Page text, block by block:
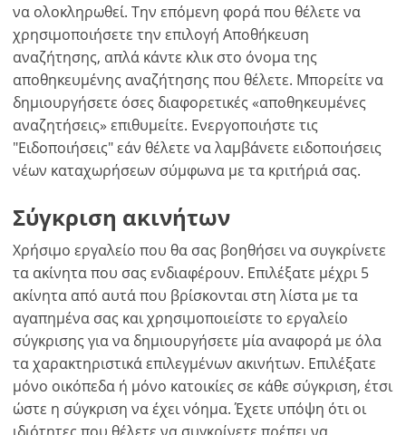
να ολοκληρωθεί. Την επόμενη φορά που θέλετε να
χρησιμοποιήσετε την επιλογή Αποθήκευση
αναζήτησης, απλά κάντε κλικ στο όνομα της
αποθηκευμένης αναζήτησης που θέλετε. Μπορείτε να
δημιουργήσετε όσες διαφορετικές «αποθηκευμένες
αναζητήσεις» επιθυμείτε. Ενεργοποιήστε τις
"Ειδοποιήσεις" εάν θέλετε να λαμβάνετε ειδοποιήσεις
νέων καταχωρήσεων σύμφωνα με τα κριτήριά σας.
Σύγκριση ακινήτων
Χρήσιμο εργαλείο που θα σας βοηθήσει να συγκρίνετε
τα ακίνητα που σας ενδιαφέρουν. Επιλέξατε μέχρι 5
ακίνητα από αυτά που βρίσκονται στη λίστα με τα
αγαπημένα σας και χρησιμοποιείστε το εργαλείο
σύγκρισης για να δημιουργήσετε μία αναφορά με όλα
τα χαρακτηριστικά επιλεγμένων ακινήτων. Επιλέξατε
μόνο οικόπεδα ή μόνο κατοικίες σε κάθε σύγκριση, έτσι
ώστε η σύγκριση να έχει νόημα. Έχετε υπόψη ότι οι
Νόμισμα
Μονάδες
EUR €
USD - $
GBP - £
m/km/m²
ft/mi/ft²
Αποθήκευση
Ελληνικά
Français
Deutsch
κάνετε
login
για
χρήση
της
λειτουργίας
Δεν
έχετε
λογαριασμό?
Εγραφείτε
τώρα!